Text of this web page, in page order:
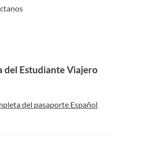
del Estudiante Viajero
del pasaporte Español